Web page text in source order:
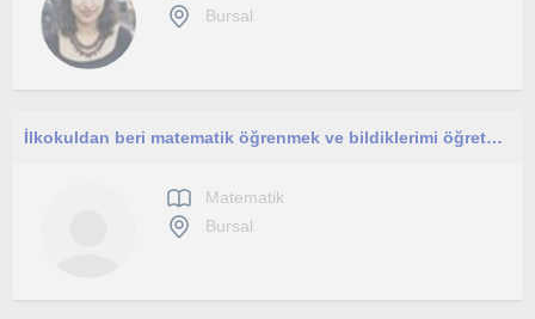
Bursal
İlkokuldan beri matematik öğrenmek ve bildiklerimi öğretmek hep ilgi alanım oldu.
Matematik
Bursal